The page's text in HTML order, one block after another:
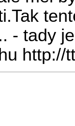
- tady
http://